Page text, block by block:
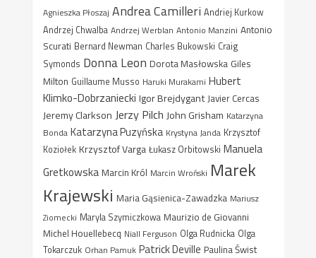
Agnieszka Płoszaj Andrea Camilleri Andriej Kurkow
Andrzej Chwalba Andrzej Werblan Antonio Manzini Antonio
Scurati Bernard Newman Charles Bukowski Craig
Symonds Donna Leon Dorota Masłowska Giles
Milton Guillaume Musso Haruki Murakami Hubert
Klimko-Dobrzaniecki Igor Brejdygant Javier Cercas
Jeremy Clarkson Jerzy Pilch John Grisham Katarzyna
Bonda Katarzyna Puzyńska Krystyna Janda Krzysztof
Koziołek Krzysztof Varga Łukasz Orbitowski Manuela
Gretkowska Marcin Król Marcin Wroński Marek
Krajewski Maria Gąsienica-Zawadzka Mariusz
Ziomecki Maryla Szymiczkowa Maurizio de Giovanni
Michel Houellebecq Niall Ferguson Olga Rudnicka Olga
Tokarczuk Orhan Pamuk Patrick Deville Paulina Świst